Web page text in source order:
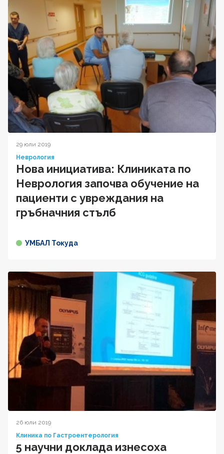
29 юли 2019
Неврология
Нова инициатива: Клиниката по
Неврология започва обучение на
пациенти с увреждания на
гръбначния стълб
УМБАЛ Токуда
26 юли 2019
Клиника по Гастроентерология
5 научни доклада изнесоха